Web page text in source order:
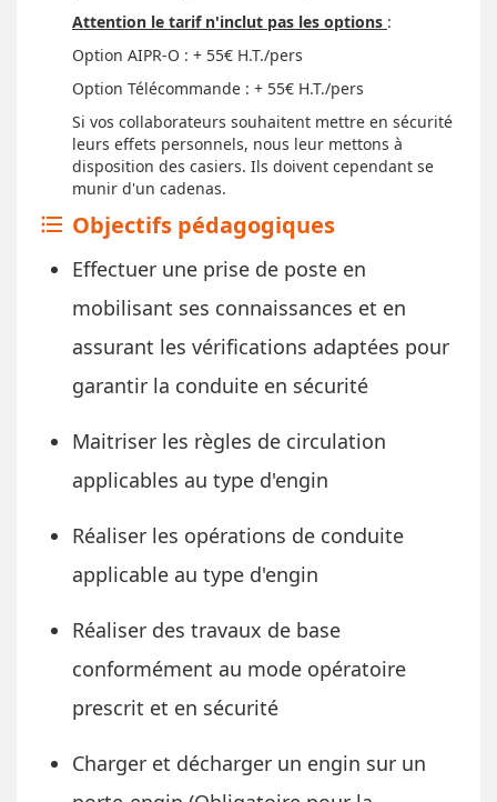
Attention le tarif n'inclut pas les options :
Option AIPR-O : + 55€ H.T./pers
Option Télécommande : + 55€ H.T./pers
​Si vos collaborateurs souhaitent mettre en sécurité
leurs effets personnels, nous leur mettons à
disposition des casiers. Ils doivent cependant se
munir d'un cadenas.
format_list_bulleted Objectifs pédagogiques
Effectuer une prise de poste en
mobilisant ses connaissances et en
assurant les vérifications adaptées pour
garantir la conduite en sécurité
Maitriser les règles de circulation
applicables au type d'engin
Réaliser les opérations de conduite
applicable au type d'engin
Réaliser des travaux de base
conformément au mode opératoire
prescrit et en sécurité
Charger et décharger un engin sur un